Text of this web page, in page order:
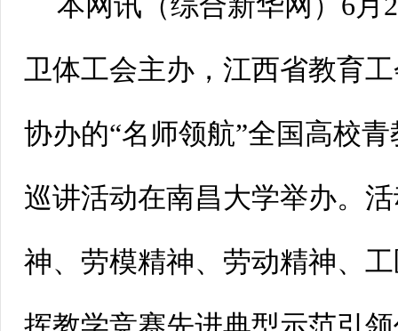
卫体工会主办，江西省教育
协办的“名师领航”全国高校
巡讲活动在南昌大学举办。
神、劳模精神、劳动精神、